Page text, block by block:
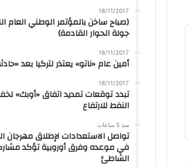
18/11/2017
(صباح ساخن بالمؤتمر الوطني العام
جولة الحوار القادمة)
18/11/2017
أمين عام «ناتو» يعتذر لتركيا بعد
18/11/2017
تبدد توقعات تمديد اتفاق «أوبك»
النفط للارتفاع
منذ 5 ساعات
تواصل الاستعدادات لإطلاق مهرجان
في موعده وفرق أوروبية تؤكد
الشاطئ